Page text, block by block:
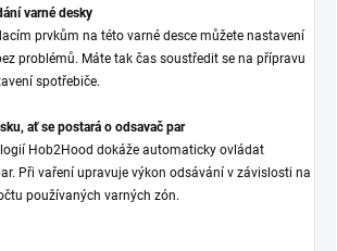
varné desky
prvkům na této varné desce můžete nastavení
problémů. Máte tak čas soustředit se na přípravu
spotřebiče.
ať se postará o odsavač par
Hob2Hood dokáže automaticky ovládat
Při vaření upravuje výkon odsávání v závislosti na
používaných varných zón.